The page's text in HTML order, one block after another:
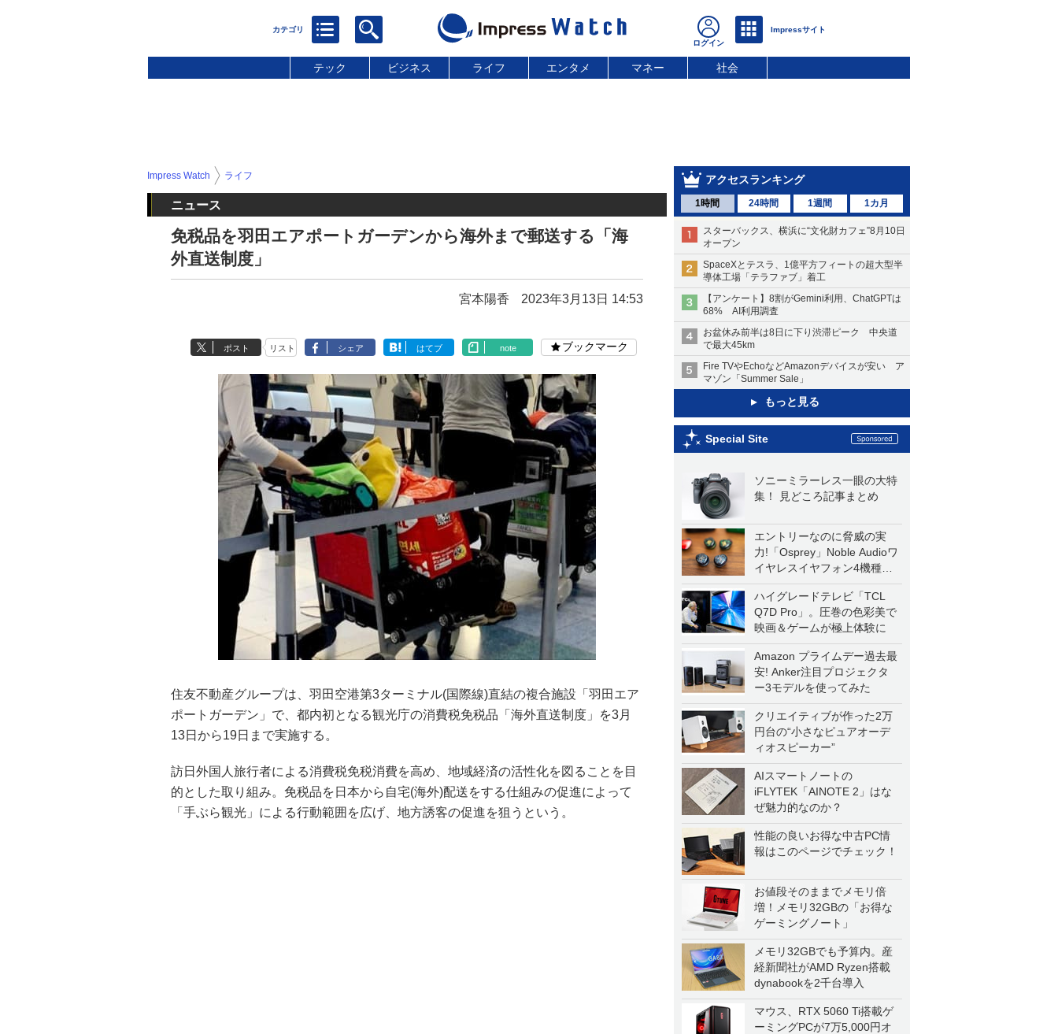
テック ビジネス ライフ エンタメ マネー 社会
アクセスランキング
1時間 24時間 1週間 1カ月
スターバックス、横浜に“文化財カフェ”8月10日
オープン
SpaceXとテスラ、1億平方フィートの超大型半
導体工場「テラファブ」着工
【アンケート】8割がGemini利用、ChatGPTは
68% AI利用調査
お盆休み前半は8日に下り渋滞ピーク 中央道
で最大45km
Fire TVやEchoなどAmazonデバイスが安い ア
マゾン「Summer Sale」
もっと見る
Special Site
ソニーミラーレス一眼の大特
集！ 見どころ記事まとめ
エントリーなのに脅威の実
力!「Osprey」Noble Audioワ
イヤレスイヤフォン4機種を
一気に聴く
ハイグレードテレビ「TCL
Q7D Pro」。圧巻の色彩美で
映画＆ゲームが極上体験に
Amazon プライムデー過去最
安! Anker注目プロジェクタ
ー3モデルを使ってみた
クリエイティブが作った2万
円台の“小さなピュアオーデ
ィオスピーカー”
AIスマートノートの
iFLYTEK「AINOTE 2」はな
ぜ魅力的なのか？
性能の良いお得な中古PC情
報はこのページでチェック！
お値段そのままでメモリ倍
増！メモリ32GBの「お得な
ゲーミングノート」
メモリ32GBでも予算内。産
経新聞社がAMD Ryzen搭載
dynabookを2千台導入
マウス、RTX 5060 Ti搭載ゲ
ーミングPCが7万5,000円オ
Impress Watch ライフ
ニュース
免税品を羽田エアポートガーデンから海外まで郵送する「海
外直送制度」
宮本陽香 2023年3月13日 14:53
ポスト リスト シェア はてブ note ブックマーク
住友不動産グループは、羽田空港第3ターミナル(国際線)直結の複合施設「羽田エア
ポートガーデン」で、都内初となる観光庁の消費税免税品「海外直送制度」を3月
13日から19日まで実施する。
訪日外国人旅行者による消費税免税消費を高め、地域経済の活性化を図ることを目
的とした取り組み。免税品を日本から自宅(海外)配送をする仕組みの促進によって
「手ぶら観光」による行動範囲を広げ、地方誘客の促進を狙うという。